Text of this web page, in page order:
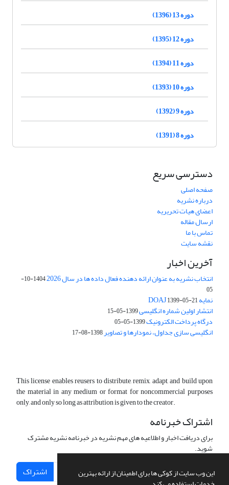
این وب سایت از کوکی ها برای اطمینان از ارائه بهترین
دوره 13 (1396)
دوره 12 (1395)
دوره 11 (1394)
دوره 10 (1393)
دوره 9 (1392)
دوره 8 (1391)
دسترسی سریع
صفحه اصلی
درباره نشریه
اعضای هیات تحریریه
ارسال مقاله
تماس با ما
نقشه سایت
آخرین اخبار
انتخاب نشریه به عنوان ارائه دهنده فعال داده ها در سال 2026
1404-10-
05
نمایه DOAJ1399-05-21
انتشار اولین شماره انگلیسی1399-05-15
درگاه پرداخت الکترونیک1399-05-05
انگلیسی سازی جداول، نمودارها و تصاویر1398-08-17
This license enables reusers to distribute, remix, adapt, and build upon
the material in any medium or format for noncommercial purposes
only, and only so long as attribution is given to the creator.
اشتراک خبرنامه
برای دریافت اخبار و اطلاعیه های مهم نشریه در خبرنامه نشریه مشترک
شوید.
اشتراک